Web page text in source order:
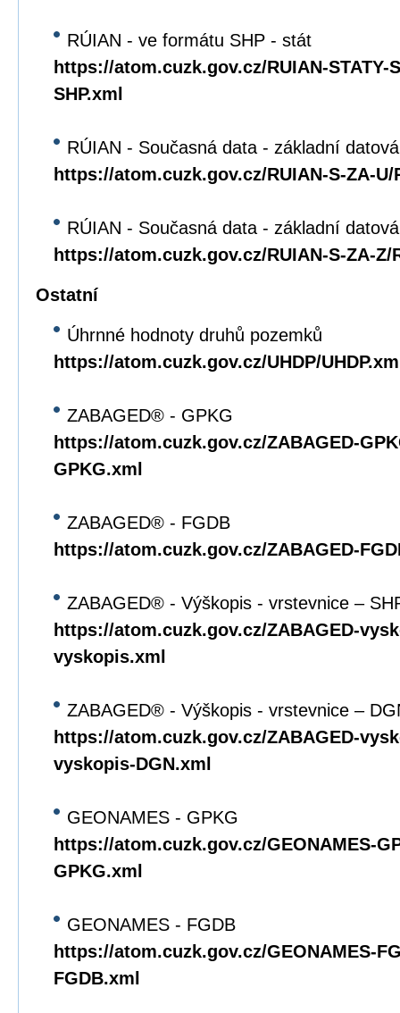
RÚIAN - ve formátu SHP - stát
https://atom.cuzk.gov.cz/RUIAN-STATY-
SHP.xml
RÚIAN - Současná data - základní
https://atom.cuzk.gov.cz/RUIAN-S-ZA-U/
RÚIAN - Současná data - základní
https://atom.cuzk.gov.cz/RUIAN-S-ZA-Z/
Ostatní
Úhrnné hodnoty druhů pozemků
https://atom.cuzk.gov.cz/UHDP/
ZABAGED® - GPKG
https://atom.cuzk.gov.cz/ZABAGED-
GPKG.xml
ZABAGED® - FGDB
https://atom.cuzk.gov.cz/ZABAGED-
ZABAGED® - Výškopis - vrstevnice –
https://atom.cuzk.gov.cz/ZABAGED-
vyskopis.xml
ZABAGED® - Výškopis - vrstevnice –
https://atom.cuzk.gov.cz/ZABAGED-
vyskopis-DGN.xml
GEONAMES - GPKG
https://atom.cuzk.gov.cz/GEONAMES-
GPKG.xml
GEONAMES - FGDB
https://atom.cuzk.gov.cz/GEONAMES-
FGDB.xml